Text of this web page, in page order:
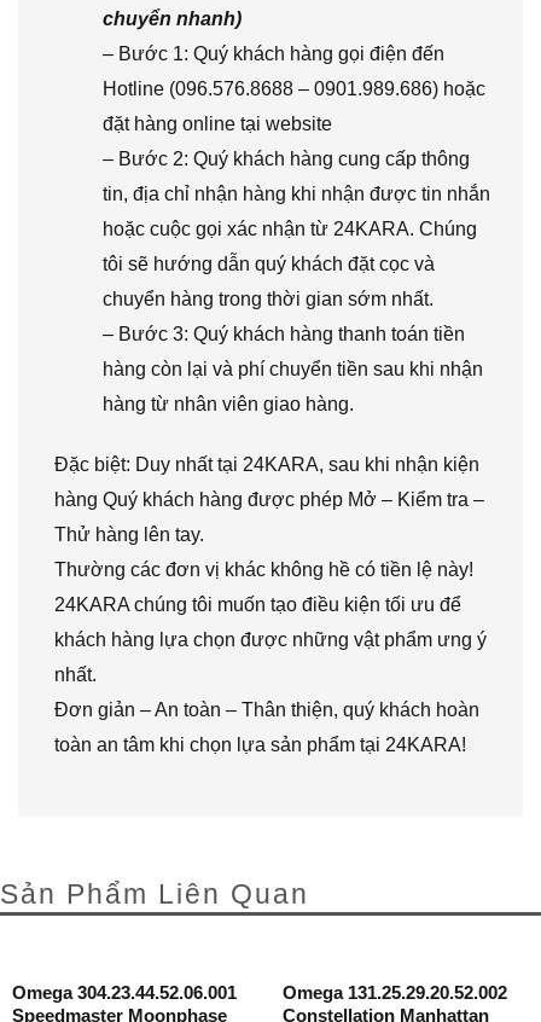
chuyển nhanh)
– Bước 1: Quý khách hàng gọi điện đến
Hotline (096.576.8688 – 0901.989.686) hoặc
đặt hàng online tại website
– Bước 2: Quý khách hàng cung cấp thông
tin, địa chỉ nhận hàng khi nhận được tin nhắn
hoặc cuộc gọi xác nhận từ 24KARA. Chúng
tôi sẽ hướng dẫn quý khách đặt cọc và
chuyển hàng trong thời gian sớm nhất.
– Bước 3: Quý khách hàng thanh toán tiền
hàng còn lại và phí chuyển tiền sau khi nhận
hàng từ nhân viên giao hàng.
Đặc biệt: Duy nhất tại 24KARA, sau khi nhận kiện
hàng Quý khách hàng được phép Mở – Kiểm tra –
Thử hàng lên tay.
Thường các đơn vị khác không hề có tiền lệ này!
24KARA chúng tôi muốn tạo điều kiện tối ưu để
khách hàng lựa chọn được những vật phẩm ưng ý
nhất.
Đơn giản – An toàn – Thân thiện, quý khách hoàn
toàn an tâm khi chọn lựa sản phẩm tại 24KARA!
Sản Phẩm Liên Quan
Omega 304.23.44.52.06.001
Speedmaster Moonphase
Omega 131.25.29.20.52.002
Constellation Manhattan